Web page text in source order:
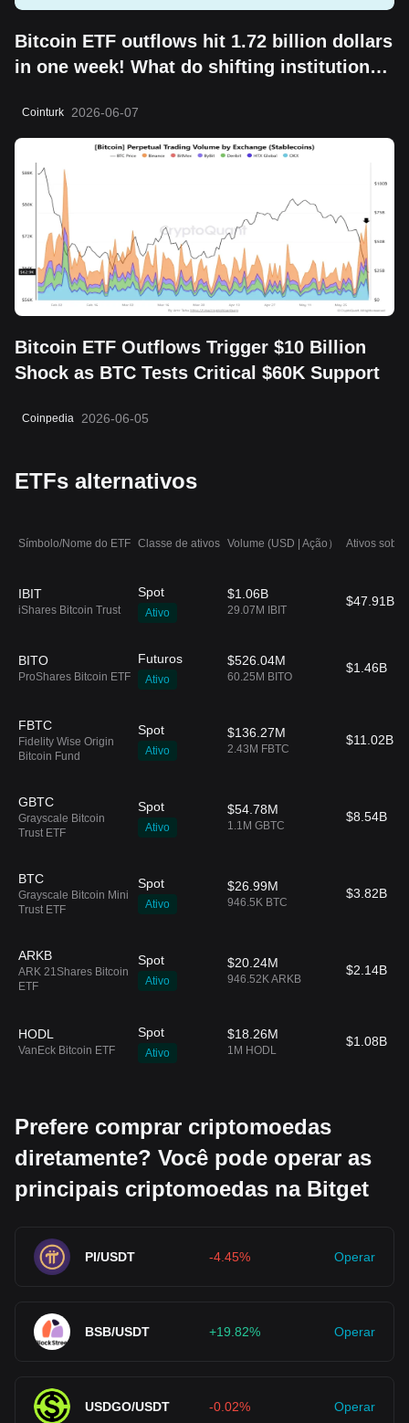
Bitcoin ETF outflows hit 1.72 billion dollars
in one week! What do shifting institutional
Cointurk 2026-06-07
Bitcoin ETF Outflows Trigger $10 Billion
Shock as BTC Tests Critical $60K Support
Coinpedia 2026-06-05
ETFs alternativos
Símbolo/Nome do ETF Classe de ativos Volume (USD | Ação） Ativos sob
IBIT
iShares Bitcoin Trust
Spot
Ativo
$1.06B
29.07M IBIT
$47.91B
BITO
ProShares Bitcoin ETF
Futuros
Ativo
$526.04M
60.25M BITO
$1.46B
FBTC
Fidelity Wise Origin
Bitcoin Fund
Spot
Ativo
$136.27M
2.43M FBTC
$11.02B
GBTC
Grayscale Bitcoin
Trust ETF
Spot
Ativo
$54.78M
1.1M GBTC
$8.54B
BTC
Grayscale Bitcoin Mini
Trust ETF
Spot
Ativo
$26.99M
946.5K BTC
$3.82B
ARKB
ARK 21Shares Bitcoin
ETF
Spot
Ativo
$20.24M
946.52K ARKB
$2.14B
HODL
VanEck Bitcoin ETF
Spot
Ativo
$18.26M
1M HODL
$1.08B
Prefere comprar criptomoedas
diretamente? Você pode operar as
principais criptomoedas na Bitget
PI/USDT -4.45% Operar
BSB/USDT +19.82% Operar
USDGO/USDT -0.02% Operar